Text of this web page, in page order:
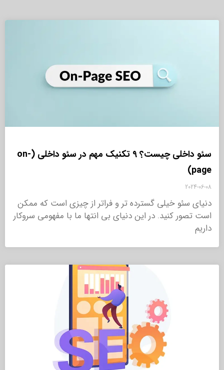
سئو داخلی چیست؟ 9 تکنیک مهم در سئو داخلی (on-
page)
2024-06-08
دنیای سئو خیلی گسترده تر و فراتر از چیزی است که ممکن
است تصور کنید. در این دنیای بی انتها ما با مفهومی سروکار
داریم